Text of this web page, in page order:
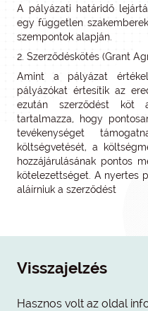
A pályázati határidő
egy független
szempontok alapján.
2. Szerződéskötés (Grant
Amint a pályázat
pályázókat értesítik az
ezután szerződést köt
tartalmazza, hogy
tevékenységet
költségvetését, a
hozzájárulásának pontos
kötelezettséget. A nyertes
aláírniuk a szerződést
Visszajelzés
Hasznos volt az oldal